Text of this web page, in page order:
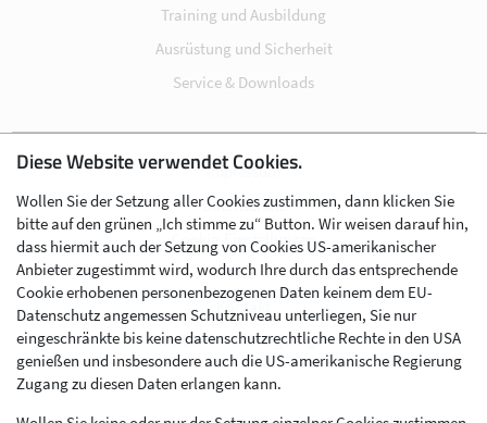
Training und Ausbildung
Ausrüstung und Sicherheit
Service & Downloads
Impressum
Datenschutz
Cookie-Einstellungen
AGB
Kontakt
Werben im Skibergsteigen
Diese Website verwendet Cookies.
Wollen Sie der Setzung aller Cookies zustimmen, dann klicken Sie
bitte auf den grünen „Ich stimme zu“ Button. Wir weisen darauf hin,
dass hiermit auch der Setzung von Cookies US-amerikanischer
Anbieter zugestimmt wird, wodurch Ihre durch das entsprechende
Cookie erhobenen personenbezogenen Daten keinem dem EU-
Datenschutz angemessen Schutzniveau unterliegen, Sie nur
eingeschränkte bis keine datenschutzrechtliche Rechte in den USA
genießen und insbesondere auch die US-amerikanische Regierung
Zugang zu diesen Daten erlangen kann.